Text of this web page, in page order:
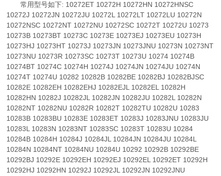
常用型号如下: 10272ET 10272H 10272HN 10272HNSC
10272J 10272JN 10272JU 10272L 10272LT 10272LU 10272N
10272NSC 10272NT 10272NU 10272SC 10272T 10272U 10273
10273B 10273BT 10273C 10273E 10273EJ 10273EU 10273H
10273HJ 10273HT 10273J 10273JN 10273JNU 10273N 10273NT
10273NU 10273R 10273SC 10273T 10273U 10274 10274B
10274BT 10274C 10274H 10274J 10274JN 10274JU 10274N
10274T 10274U 10282 10282B 10282BE 10282BJ 10282BJSC
10282E 10282EH 10282EHJ 10282EJL 10282EL 10282H
10282HN 10282J 10282JL 10282JN 10282JU 10282L 10282N
10282NT 10282NU 10282R 10282T 10282TU 10282U 10283
10283B 10283BU 10283E 10283ET 10283J 10283JNU 10283JU
10283L 10283N 10283NT 10283SC 10283T 10283U 10284
10284B 10284H 10284J 10284JL 10284JN 10284JU 10284L
10284N 10284NT 10284NU 10284U 10292 10292B 10292BE
10292BJ 10292E 10292EH 10292EJ 10292EL 10292ET 10292H
10292HJ 10292HN 10292J 10292JL 10292JN 10292JNU